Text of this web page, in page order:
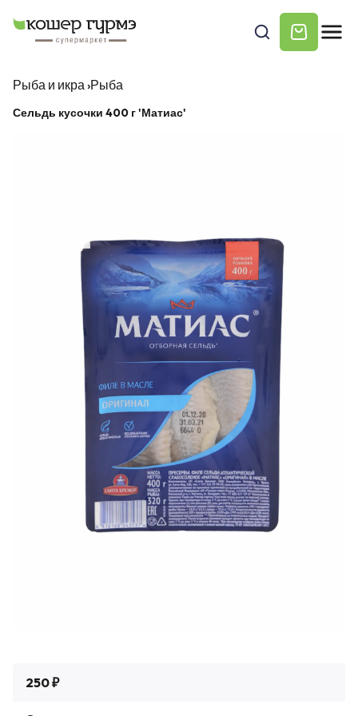
Рыба и икра›Рыба
Сельдь кусочки 400 г 'Матиас'
250 ₽